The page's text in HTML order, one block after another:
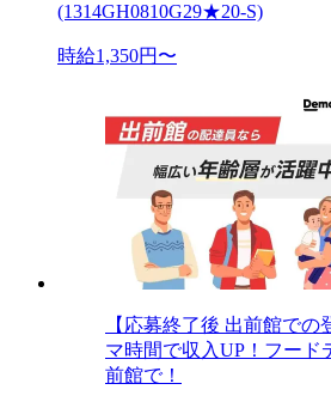
(1314GH0810G29★20-S)
時給1,350円〜
【応募終了後 出前館での
マ時間で収入UP！フード
前館で！